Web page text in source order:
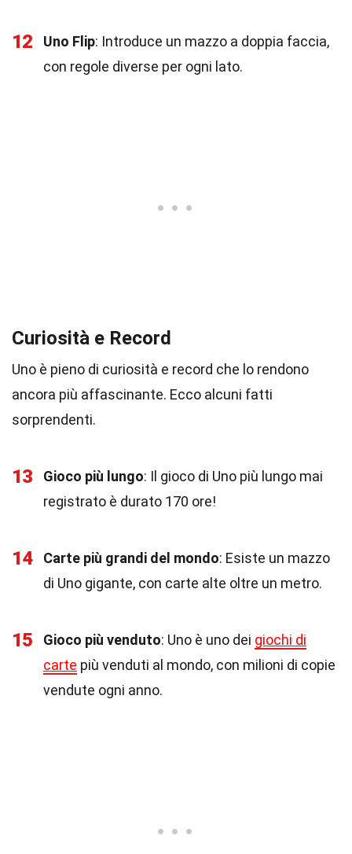
12 Uno Flip: Introduce un mazzo a doppia faccia,
con regole diverse per ogni lato.
Curiosità e Record
Uno è pieno di curiosità e record che lo rendono
ancora più affascinante. Ecco alcuni fatti
sorprendenti.
13 Gioco più lungo: Il gioco di Uno più lungo mai
registrato è durato 170 ore!
14 Carte più grandi del mondo: Esiste un mazzo
di Uno gigante, con carte alte oltre un metro.
15 Gioco più venduto: Uno è uno dei giochi di
carte più venduti al mondo, con milioni di copie
vendute ogni anno.